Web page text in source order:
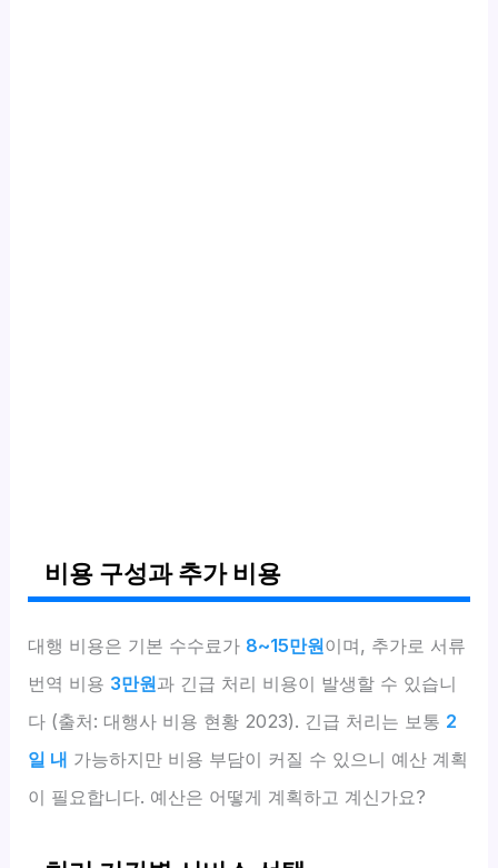
비용 구성과 추가 비용
대행 비용은 기본 수수료가 8~15만원이며, 추가로 서류
번역 비용 3만원과 긴급 처리 비용이 발생할 수 있습니
다 (출처: 대행사 비용 현황 2023). 긴급 처리는 보통 2
일 내 가능하지만 비용 부담이 커질 수 있으니 예산 계획
이 필요합니다. 예산은 어떻게 계획하고 계신가요?